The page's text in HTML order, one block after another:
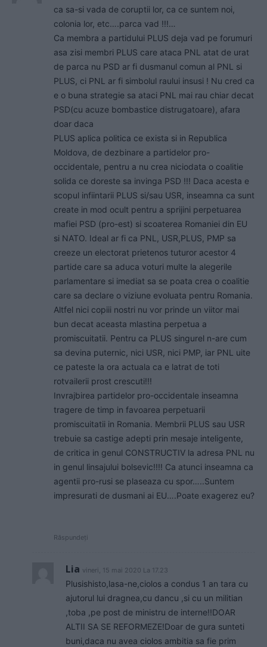
ca sa-si vada de coruptii lor, ca ce suntem noi,
colonia lor, etc….parca vad !!!…
Ca membra a partidului PLUS deja vad pe forumuri
asa zisi membri PLUS care ataca PNL atat de urat
de parca nu PSD ar fi dusmanul comun al PNL si
PLUS, ci PNL ar fi simbolul raului insusi ! Nu cred ca
e o buna strategie sa ataci PNL mai rau chiar decat
PSD(cu acuze bombastice distrugatoare), afara
doar daca
PLUS aplica politica ce exista si in Republica
Moldova, de dezbinare a partidelor pro-
occidentale, pentru a nu crea niciodata o coalitie
solida ce doreste sa invinga PSD !!! Daca acesta e
scopul infiintarii PLUS si/sau USR, inseamna ca sunt
create in mod ocult pentru a sprijini perpetuarea
mafiei PSD (pro-est) si scoaterea Romaniei din EU
si NATO. Ideal ar fi ca PNL, USR,PLUS, PMP sa
creeze un electorat prietenos tuturor acestor 4
partide care sa aduca voturi multe la alegerile
parlamentare si imediat sa se poata crea o coalitie
care sa declare o viziune evoluata pentru Romania.
Altfel nici copiii nostri nu vor prinde un viitor mai
bun decat aceasta mlastina perpetua a
promiscuitatii. Pentru ca PLUS singurel n-are cum
sa devina puternic, nici USR, nici PMP, iar PNL uite
ce pateste la ora actuala ca e latrat de toti
rotvailerii prost crescuti!!!
Invrajbirea partidelor pro-occidentale inseamna
tragere de timp in favoarea perpetuarii
promiscuitatii in Romania. Membrii PLUS sau USR
trebuie sa castige adepti prin mesaje inteligente,
de critica in genul CONSTRUCTIV la adresa PNL nu
in genul linsajului bolsevic!!!! Ca atunci inseamna ca
agentii pro-rusi se plaseaza cu spor…..Suntem
impresurati de dusmani ai EU….Poate exagerez eu?
Răspundeți
Lia vineri, 15 mai 2020 La 17.23
Plusishisto,lasa-ne,ciolos a condus 1 an tara cu
ajutorul lui dragnea,cu dancu ,si cu un militian
,toba ,pe post de ministru de interne!!DOAR
ALTII SA SE REFORMEZE!Doar de gura sunteti
buni,daca nu avea ciolos ambitia sa fie prim